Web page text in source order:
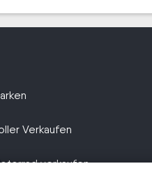
Verkaufen
verkaufen